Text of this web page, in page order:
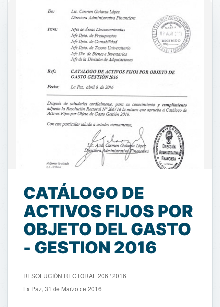
CATÁLOGO DE
ACTIVOS FIJOS POR
OBJETO DEL GASTO
- GESTION 2016
RESOLUCIÓN RECTORAL 206 / 2016
La Paz, 31 de Marzo de 2016